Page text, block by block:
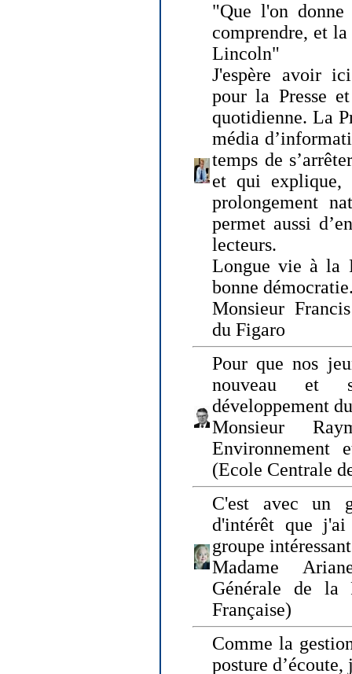
"Que l'on
comprendre, et
Lincoln"
J'espère avoir
pour la Presse
quotidienne. La
média
temps de
et qui explique,
prolongement
permet aussi
lecteurs.
Longue vie à la
bonne
Monsieur
du Figaro
Pour que nos
nouveau et
développement
Monsieur
Environnement
(Ecole Centrale
C'est avec un
d'intérêt que
groupe
Madame
Générale de la
Française)
Comme la
posture